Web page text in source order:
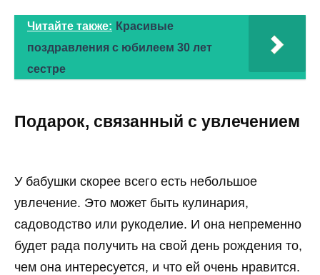
Читайте также: Красивые
поздравления с юбилеем 30 лет
сестре
Подарок, связанный с увлечением
У бабушки скорее всего есть небольшое
увлечение. Это может быть кулинария,
садоводство или рукоделие. И она непременно
будет рада получить на свой день рождения то,
чем она интересуется, и что ей очень нравится.